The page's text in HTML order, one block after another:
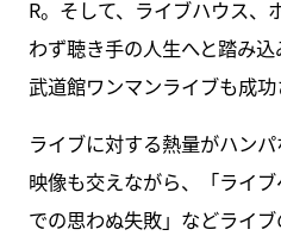
R。そして、ライブハウス
わず聴き手の人生へと踏み
武道館ワンマンライブも成功
ライブに対する熱量がハン
映像も交えながら、「ライ
での思わぬ失敗」などライ